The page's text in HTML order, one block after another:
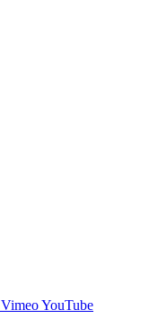
VimeoYouTube